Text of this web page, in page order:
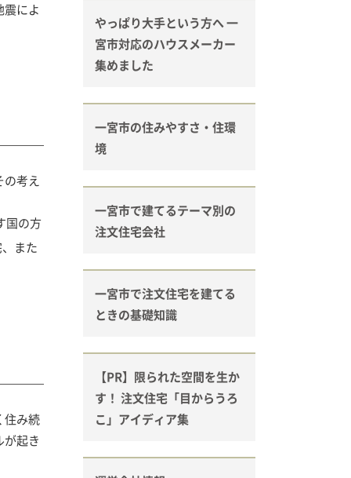
によ
考え
国の方
また
住み続
起き
やっぱり大手という方へ 一
宮市対応のハウスメーカー
集めました
一宮市の住みやすさ・住環
境
一宮市で建てるテーマ別の
注文住宅会社
一宮市で注文住宅を建てる
ときの基礎知識
【PR】限られた空間を生か
す！ 注文住宅「目からうろ
こ」アイディア集